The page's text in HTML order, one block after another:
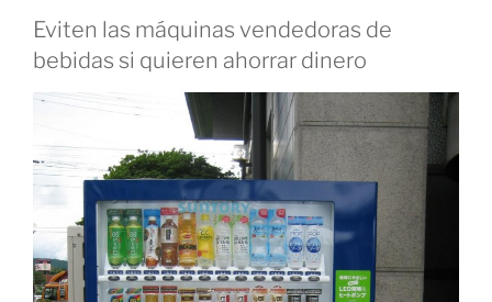
Eviten las máquinas vendedoras de
bebidas si quieren ahorrar dinero